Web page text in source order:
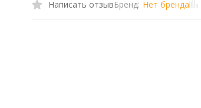
Написать отзывБренд: Нет бренда